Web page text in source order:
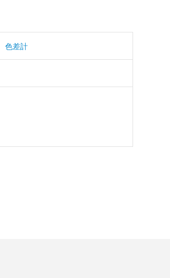
色差計